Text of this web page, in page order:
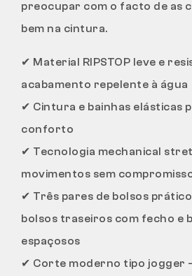
preocupar com o facto de as
bem na cintura.
✔ Material RIPSTOP leve e
acabamento repelente à água
✔ Cintura e bainhas elásticas
conforto
✔ Tecnologia mechanical
movimentos sem
✔ Três pares de bolsos
bolsos traseiros com fecho e
espaçosos
✔ Corte moderno tipo jogger